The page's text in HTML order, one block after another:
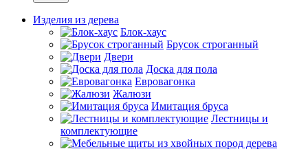
Изделия из дерева
Блок-хаус
Брусок строганный
Двери
Доска для пола
Евровагонка
Жалюзи
Имитация бруса
Лестницы и
комплектующие